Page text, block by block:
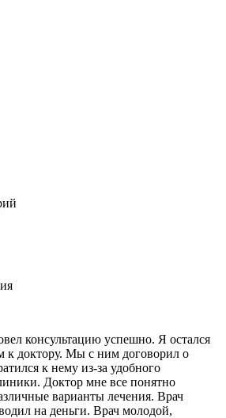
консультацию успешно. Я остался
к доктору. Мы с ним договорил о
к нему из-за удобного
Доктор мне все понятно
варианты лечения. Врач
на деньги. Врач молодой,